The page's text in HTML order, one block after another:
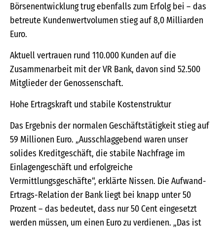
Börsenentwicklung trug ebenfalls zum Erfolg bei – das
betreute Kundenwertvolumen stieg auf 8,0 Milliarden
Euro.
Aktuell vertrauen rund 110.000 Kunden auf die
Zusammenarbeit mit der VR Bank, davon sind 52.500
Mitglieder der Genossenschaft.
Hohe Ertragskraft und stabile Kostenstruktur
Das Ergebnis der normalen Geschäftstätigkeit stieg auf
59 Millionen Euro. „Ausschlaggebend waren unser
solides Kreditgeschäft, die stabile Nachfrage im
Einlagengeschäft und erfolgreiche
Vermittlungsgeschäfte“, erklärte Nissen. Die Aufwand-
Ertrags-Relation der Bank liegt bei knapp unter 50
Prozent – das bedeutet, dass nur 50 Cent eingesetzt
werden müssen, um einen Euro zu verdienen. „Das ist